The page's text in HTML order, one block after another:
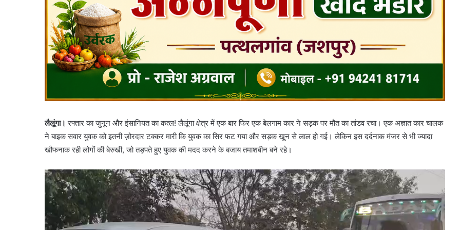
लैलूंगा। रफ्तार का जुनून और इंसानियत का कत्ल! लैलूंगा क्षेत्र में एक बार फिर एक बेलगाम कार ने सड़क पर मौत का तांडव रचा। एक अज्ञात कार चालक
ने बाइक सवार युवक को इतनी ज़ोरदार टक्कर मारी कि युवक का सिर फट गया और सड़क खून से लाल हो गई। लेकिन इस दर्दनाक मंजर से भी ज्यादा
खौफनाक रही लोगों की बेरुखी, जो तड़पते हुए युवक की मदद करने के बजाय तमाशबीन बने रहे।